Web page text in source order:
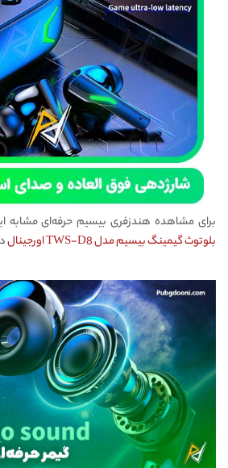
برای مشاهده هندزفری بیسیم حرفه‌ای مشابه
بلوتوث گیمینگ بیسیم مدل TWS-D8 اورجینال